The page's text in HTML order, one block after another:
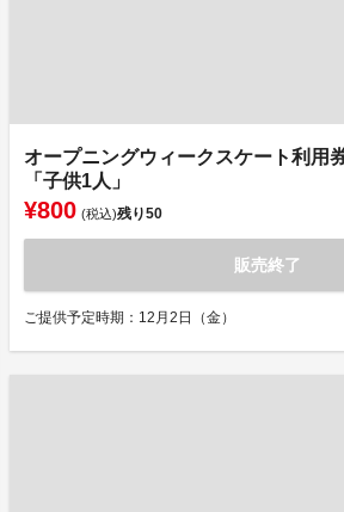
オープニングウィークスケート利用
「子供1人」
¥800 (税込)残り50
販売終了
ご提供予定時期：12月2日（金）